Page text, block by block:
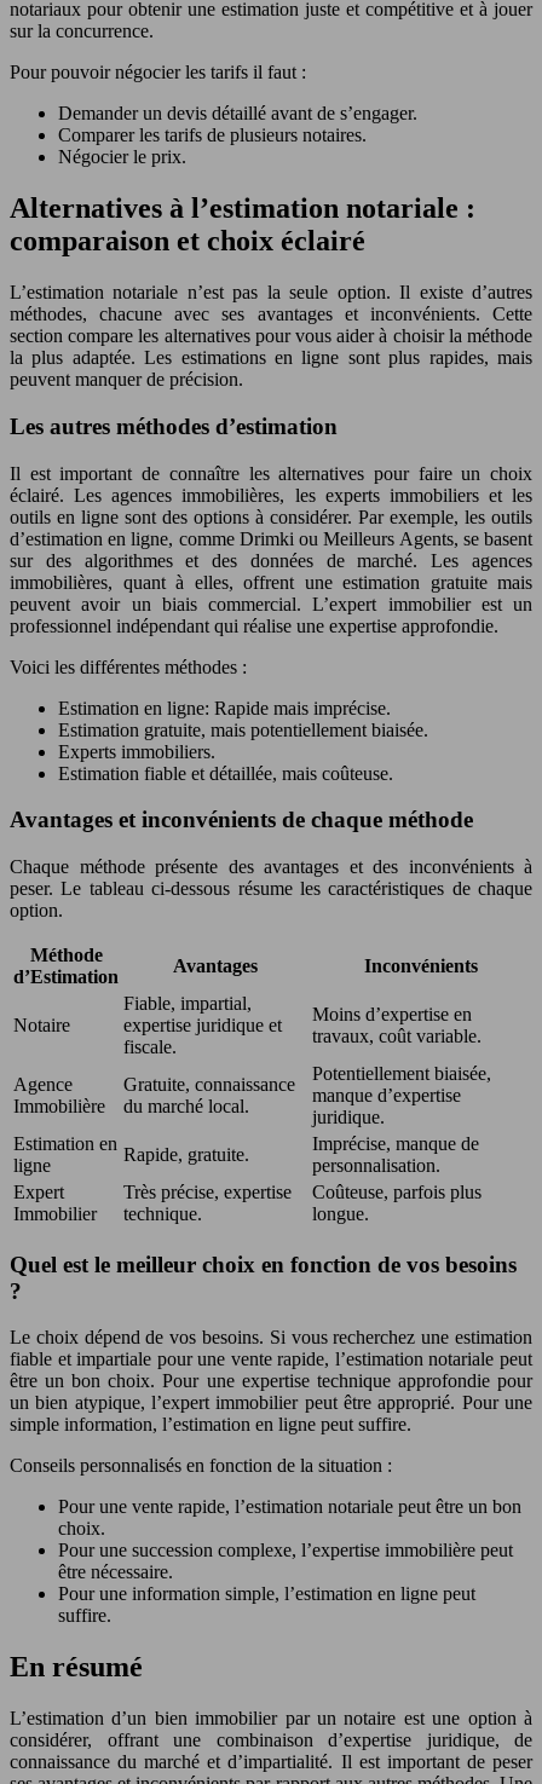
notariaux pour obtenir une estimation juste et compétitive et à jouer
sur la concurrence.
Pour pouvoir négocier les tarifs il faut :
Demander un devis détaillé avant de s’engager.
Comparer les tarifs de plusieurs notaires.
Négocier le prix.
Alternatives à l’estimation notariale :
comparaison et choix éclairé
L’estimation notariale n’est pas la seule option. Il existe d’autres
méthodes, chacune avec ses avantages et inconvénients. Cette
section compare les alternatives pour vous aider à choisir la méthode
la plus adaptée. Les estimations en ligne sont plus rapides, mais
peuvent manquer de précision.
Les autres méthodes d’estimation
Il est important de connaître les alternatives pour faire un choix
éclairé. Les agences immobilières, les experts immobiliers et les
outils en ligne sont des options à considérer. Par exemple, les outils
d’estimation en ligne, comme Drimki ou Meilleurs Agents, se basent
sur des algorithmes et des données de marché. Les agences
immobilières, quant à elles, offrent une estimation gratuite mais
peuvent avoir un biais commercial. L’expert immobilier est un
professionnel indépendant qui réalise une expertise approfondie.
Voici les différentes méthodes :
Estimation en ligne: Rapide mais imprécise.
Estimation gratuite, mais potentiellement biaisée.
Experts immobiliers.
Estimation fiable et détaillée, mais coûteuse.
Avantages et inconvénients de chaque méthode
Chaque méthode présente des avantages et des inconvénients à
peser. Le tableau ci-dessous résume les caractéristiques de chaque
option.
Méthode
d’Estimation
Avantages Inconvénients
Notaire
Fiable, impartial,
expertise juridique et
fiscale.
Moins d’expertise en
travaux, coût variable.
Agence
Immobilière
Gratuite, connaissance
du marché local.
Potentiellement biaisée,
manque d’expertise
juridique.
Estimation en
ligne
Rapide, gratuite.
Imprécise, manque de
personnalisation.
Expert
Immobilier
Très précise, expertise
technique.
Coûteuse, parfois plus
longue.
Quel est le meilleur choix en fonction de vos besoins
?
Le choix dépend de vos besoins. Si vous recherchez une estimation
fiable et impartiale pour une vente rapide, l’estimation notariale peut
être un bon choix. Pour une expertise technique approfondie pour
un bien atypique, l’expert immobilier peut être approprié. Pour une
simple information, l’estimation en ligne peut suffire.
Conseils personnalisés en fonction de la situation :
Pour une vente rapide, l’estimation notariale peut être un bon
choix.
Pour une succession complexe, l’expertise immobilière peut
être nécessaire.
Pour une information simple, l’estimation en ligne peut
suffire.
En résumé
L’estimation d’un bien immobilier par un notaire est une option à
considérer, offrant une combinaison d’expertise juridique, de
connaissance du marché et d’impartialité. Il est important de peser